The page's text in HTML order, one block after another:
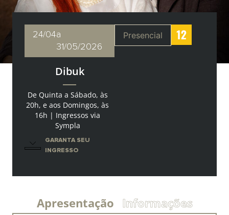
24/04a
31/05/2026
Dibuk
De Quinta a Sábado, às
20h, e aos Domingos, às
16h | Ingressos via
Sympla
GARANTA SEU
INGRESSO
Presencial
Apresentação Informações